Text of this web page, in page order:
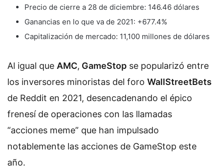
Precio de cierre a 28 de diciembre: 146.46 dólares
Ganancias en lo que va de 2021: +677.4%
Capitalización de mercado: 11,100 millones de dólares
Al igual que AMC, GameStop se popularizó entre
los inversores minoristas del foro WallStreetBets
de Reddit en 2021, desencadenando el épico
frenesí de operaciones con las llamadas
“acciones meme” que han impulsado
notablemente las acciones de GameStop este
año.